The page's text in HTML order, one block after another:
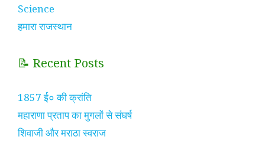
Science
हमारा राजस्थान
📝 Recent Posts
1857 ई० की क्रांति
महाराणा प्रताप का मुगलों से संघर्ष
शिवाजी और मराठा स्वराज